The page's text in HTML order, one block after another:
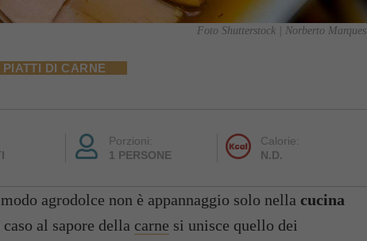
Foto Shutterstock | Norberto Marques
DI CARNE
Porzioni:
1 PERSONE
Calorie:
N.D.
agrodolce non è appannaggio solo nella cucina
al sapore della carne si unisce quello dei